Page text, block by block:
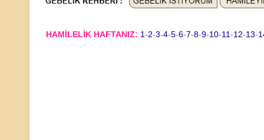
HAMİLELİK HAFTANIZ: 1-2-3-4-5-6-7-8-9-10-11-12-13-